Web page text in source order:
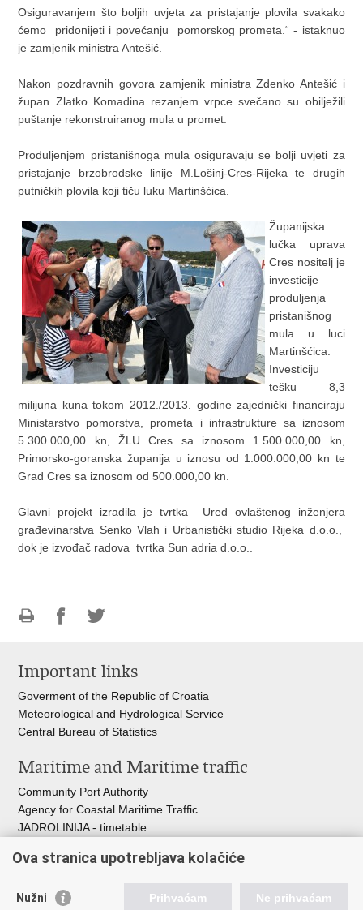
Osiguravanjem što boljih uvjeta za pristajanje plovila svakako
ćemo pridonijeti i povećanju pomorskog prometa.“ - istaknuo
je zamjenik ministra Antešić.
Nakon pozdravnih govora zamjenik ministra Zdenko Antešić i
župan Zlatko Komadina rezanjem vrpce svečano su obilježili
puštanje rekonstruiranog mula u promet.
Produljenjem pristanišnoga mula osiguravaju se bolji uvjeti za
pristajanje brzobrodske linije M.Lošinj-Cres-Rijeka te drugih
putničkih plovila koji tiču luku Martinšćica.
Županijska
lučka uprava
Cres nositelj je
investicije
produljenja
pristanišnog
mula u luci
Martinšćica.
Investiciju
tešku 8,3
milijuna kuna tokom 2012./2013. godine zajednički financiraju
Ministarstvo pomorstva, prometa i infrastrukture sa iznosom
5.300.000,00 kn, ŽLU Cres sa iznosom 1.500.000,00 kn,
Primorsko-goranska županija u iznosu od 1.000.000,00 kn te
Grad Cres sa iznosom od 500.000,00 kn.
Glavni projekt izradila je tvrtka Ured ovlaštenog inženjera
građevinarstva Senko Vlah i Urbanistički studio Rijeka d.o.o.,
dok je izvođač radova tvrtka Sun adria d.o.o..
page
FacebookTwitteru
Important links
Goverment of the Republic of Croatia
Meteorological and Hydrological Service
Central Bureau of Statistics
Maritime and Maritime traffic
Community Port Authority
Agency for Coastal Maritime Traffic
JADROLINIJA - timetable
Croatian Motorways
Ova stranica upotrebljava kolačiće
Nužni Prihvaćam Ne prihvaćam